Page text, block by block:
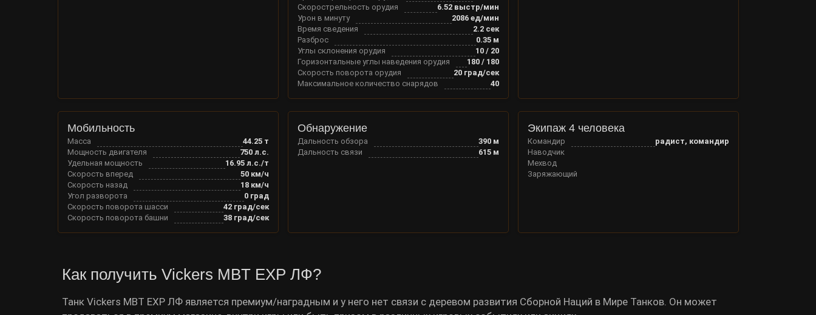
Скорострельность орудия
6.52 выстр/мин
Урон в минуту
2086 ед/мин
Время сведения
2.2 сек
Разброс
0.35 м
Углы склонения орудия
10 / 20
Горизонтальные углы наведения орудия
180 / 180
Скорость поворота орудия
20 град/сек
Максимальное количество снарядов
40
Мобильность
Масса 44.25т
Мощность двигателя
750л.с.
Удельная мощность
16.95л.с./т
Скорость вперед
50км/ч
Скорость назад
18км/ч
Угол разворота
0град
Скорость поворота шасси
42град/сек
Скорость поворота башни
38град/сек
Обнаружение
Дальность обзора 390 м
Дальность связи
615 м
Экипаж 4 человека
Командир
радист, командир
Наводчик
Мехвод
Заряжающий
Как получить Vickers MBT EXP ЛФ?
Танк Vickers MBT EXP ЛФ является премиум/наградным и у него нет связи с деревом развития Сборной Наций в Мире Танков. Он может